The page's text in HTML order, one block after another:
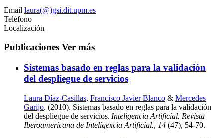
Email laura(@)gsi.dit.upm.es
Teléfono
Localización
Publicaciones Ver más
Sistemas basado en reglas para la validación
del despliegue de servicios
Laura Díaz-Casillas, Francisco Javier Blanco & Mercedes
Garijo. (2010). Sistemas basado en reglas para la validación
del despliegue de servicios. Inteligencia Artificial. Revista
Iberoamericana de Inteligencia Artificial., 14 (47), 54-70.